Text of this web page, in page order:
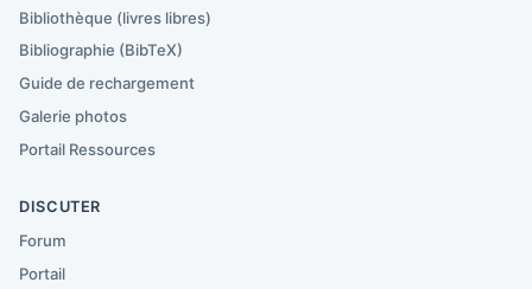
Bibliothèque (livres libres)
Bibliographie (BibTeX)
Guide de rechargement
Galerie photos
Portail Ressources
DISCUTER
Forum
Portail